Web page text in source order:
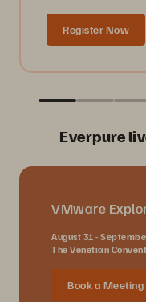
Register Now
Everpure
VMware
August 31 -
The Venetian
Book a Meeting